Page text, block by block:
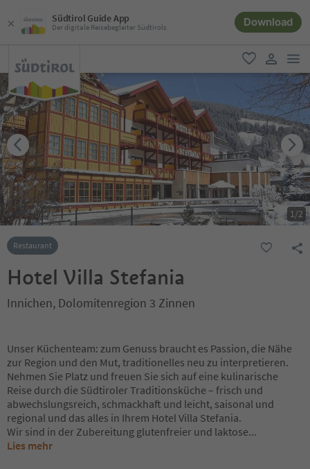
Südtirol Guide App
Der digitale Reisebegleiter Südtirols Download
favorit
user link
1/2
Restaurant
Hotel Villa Stefania
Innichen, Dolomitenregion 3 Zinnen
Unser Küchenteam: zum Genuss braucht es Passion, die Nähe
zur Region und den Mut, traditionelles neu zu interpretieren.
Nehmen Sie Platz und freuen Sie sich auf eine kulinarische
Reise durch die Südtiroler Traditionsküche – frisch und
abwechslungsreich, schmackhaft und leicht, saisonal und
regional und das alles in Ihrem Hotel Villa Stefania.
Wir sind in der Zubereitung glutenfreier und laktose...
Lies mehr